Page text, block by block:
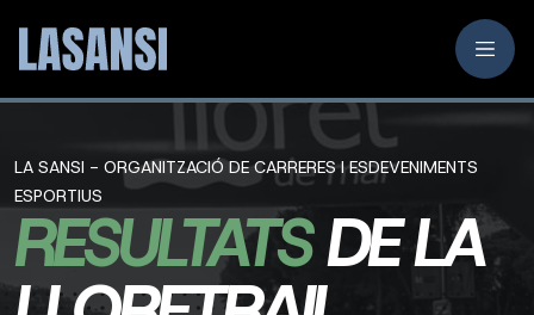
LA SANSI - ORGANITZACIÓ DE CARRERES I ESDEVENIMENTS
ESPORTIUS
RESULTATSDE LA